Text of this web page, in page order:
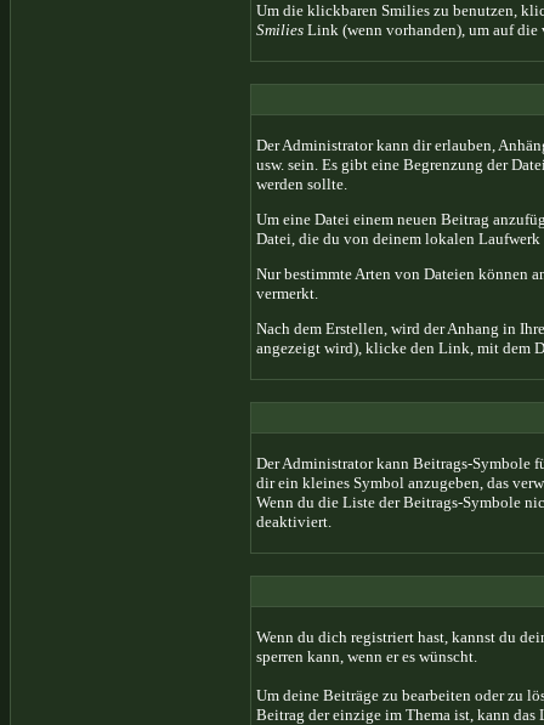
Um die klickbaren Smilies zu benutzen,
Smilies Link (wenn vorhanden), um auf
Der Administrator kann dir erlauben,
usw. sein. Es gibt eine Begrenzung der
werden sollte.
Um eine Datei einem neuen Beitrag
Datei, die du von deinem lokalen
Nur bestimmte Arten von Dateien können
vermerkt.
Nach dem Erstellen, wird der Anhang in
angezeigt wird), klicke den Link, mit dem
Der Administrator kann Beitrags-Symbole
dir ein kleines Symbol anzugeben, das
Wenn du die Liste der Beitrags-Symbole
deaktiviert.
Wenn du dich registriert hast, kannst du
sperren kann, wenn er es wünscht.
Um deine Beiträge zu bearbeiten oder zu
Beitrag der einzige im Thema ist, kann das